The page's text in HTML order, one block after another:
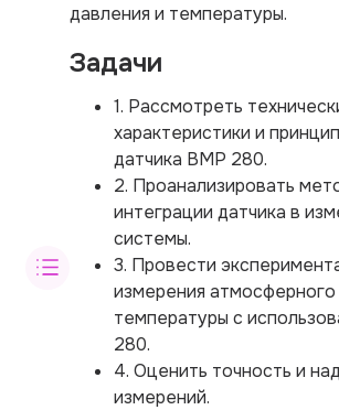
давления и температуры.
Задачи
1. Рассмотреть
характеристики и
датчика BMP 280.
2. Проанализировать
интеграции датчика в
системы.
3. Провести
измерения атмосферного
температуры с
280.
4. Оценить точность и
измерений.